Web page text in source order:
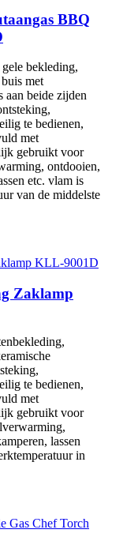
BBQ
bekleding,
met
aan beide zijden
te bedienen,
met
gebruikt voor
ontdooien,
etc. vlam is
van de middelste
Zaklamp
te bedienen,
met
gebruikt voor
lassen
in